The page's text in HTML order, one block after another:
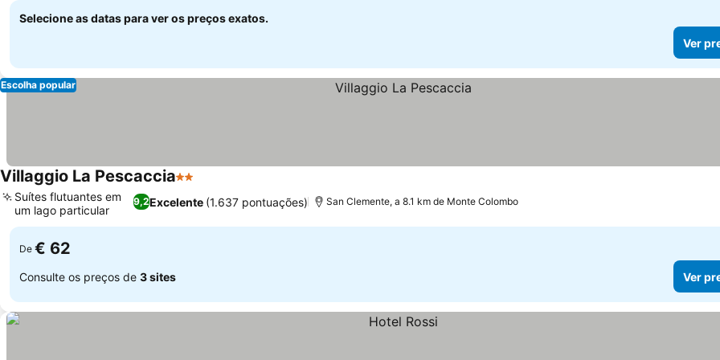
Selecione as datas para ver os preços exatos.
Ver
Escolha popular
Villaggio La Pescaccia2 Estrelas
9,2Excelente (1.637 pontuações)
Suítes flutuantes em
um lago particular
San Clemente, a 8.1 km de Monte Colombo
De € 62
Consulte os preços de 3 sites Ver